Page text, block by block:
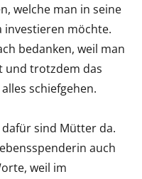
welche man in seine
investieren möchte.
bedanken, weil man
und trotzdem das
schiefgehen.
sind Mütter da.
auch
weil im